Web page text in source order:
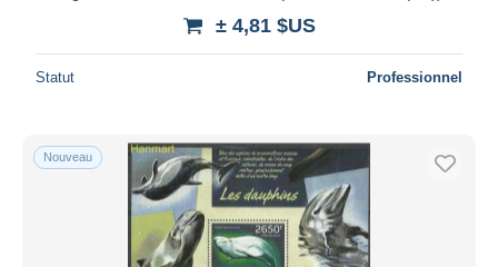
± 4,81 $US
Statut Professionnel
Nouveau